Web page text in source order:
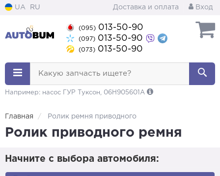
UA RU Доставка и оплата Вход
(095) 013-50-90
(097) 013-50-90
(073) 013-50-90
Какую запчасть ищете?
Например: насос ГУР Туксон, 06H905601A
Главная Ролик ремня приводного
Ролик приводного ремня
Начните с выбора автомобиля: